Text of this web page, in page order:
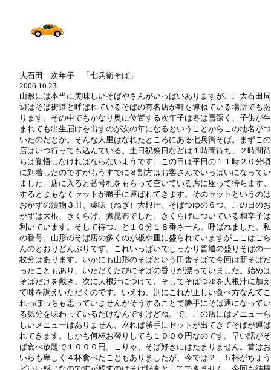
大石田 次年子 「七兵衛そば」
2006.10.23
山形には本当に美味しいそばやさんがいっぱいありますがここ大石田周
辺はそば街道と呼ばれているそばの有名店が軒を連ねている場所でもあ
ります。その中でもかなり奥に位置する次年子は冬は雪深く、子供が生
まれても出生届けを出すのが次の年になるということからこの地名がつ
いたのだとか。そんな人里はなれたところにある七兵衛そば。まずこの
店はいつ行っても込んでいる。土日祝祭日などは１時間待ち、２時間待
ちは覚悟しなければならないようです。この日は平日の１１時２０分頃
に到着したのですがもうすでに８割方はお客さんでいっぱいになってい
ました。店に入ると番号札をもらって空いている席に座って待ちます。
するとまもなくセットが勝手に運ばれてきます。そのセットというのは
おかずの漬物３皿、薬味（ねぎ）大根汁、そばつゆの６つ。この日のお
かずは大根、きくらげ、煮昆布でした。きくらげについている和辛子は
利いています。そして待つこと１０分１８番さーん。呼ばれました。私
の番号。山形のそば店の多くのが板や皿に盛られていますがここはごら
んのとおりどんぶりです。これいっぱいでしっかり普通の盛りそばの一
枚分はあります。いかにも山形のそばという田舎そばで今回は新そばだ
ったこともあり、いただくたびにそばの香りが漂っていました。始めは
そばだけを戴き、次に大根汁につけて、そしてそばつゆを大根汁に加え
て味を調えいただくのです。いえね、別にこれが正しい食べ方なんてこ
れっぽっちも思っていませんがそうすることで勝手にそば通になってい
る気分を味わっているだけなんですけどね。で、この店にはメニューら
しいメニューはありません。座れば勝手にセットが出てきてそばが運ば
れてきます。しかも何杯お替りしても１０００円なのです。早い話がそ
ば食べ放題で１０００円。こりゃ、そば好きにはたまりません。昔はお
いらも卑しく４杯食べたこともありましたが、今では２．５杯がちょう